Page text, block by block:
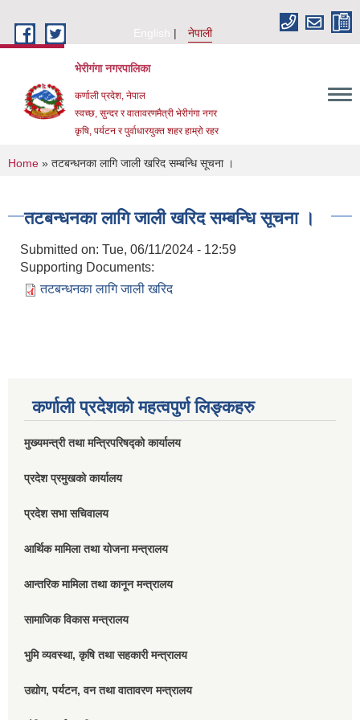
English
नेपाली
भेरीगंगा नगरपालिका
कर्णाली प्रदेश, नेपाल
स्वच्छ, सुन्दर र वातावरणमैत्री भेरीगंगा नगर
कृषि, पर्यटन र पुर्वाधारयुक्त शहर हाम्रो रहर
You are here
Home » तटबन्धनका लागि जाली खरिद सम्बन्धि सूचना ।
तटबन्धनका लागि जाली खरिद सम्बन्धि सूचना ।
Submitted on: Tue, 06/11/2024 - 12:59
Supporting Documents:
तटबन्धनका लागि जाली खरिद
कर्णाली प्रदेशको महत्वपुर्ण लिङ्कहरु
मुख्यमन्त्री तथा मन्त्रिपरिषद्को कार्यालय
प्रदेश प्रमुखको कार्यालय
प्रदेश सभा सचिवालय
आर्थिक मामिला तथा योजना मन्त्रालय
आन्तरिक मामिला तथा कानून मन्त्रालय
सामाजिक विकास मन्त्रालय
भुमि व्यवस्था, कृषि तथा सहकारी मन्त्रालय
उद्योग, पर्यटन, वन तथा वातावरण मन्त्रालय